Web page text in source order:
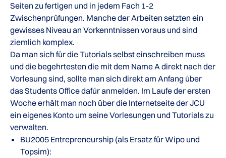
Seiten zu fertigen und in jedem Fach 1-2
Zwischenprüfungen. Manche der Arbeiten setzten ein
gewisses Niveau an Vorkenntnissen voraus und sind
ziemlich komplex.
Da man sich für die Tutorials selbst einschreiben muss
und die begehrtesten die mit dem Name A direkt nach der
Vorlesung sind, sollte man sich direkt am Anfang über
das Students Office dafür anmelden. Im Laufe der ersten
Woche erhält man noch über die Internetseite der JCU
ein eigenes Konto um seine Vorlesungen und Tutorials zu
verwalten.
BU2005 Entrepreneurship (als Ersatz für Wipo und
Topsim):